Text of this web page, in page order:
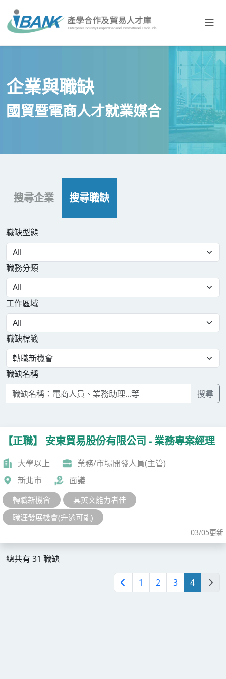
國貿暨
企業與職缺
國貿暨電商人才就業媒合
搜尋企業 搜尋職缺
職缺型態
職務分類
工作區域
職缺標籤
職缺名稱
搜尋
【正職】 安東貿易股份有限公司 - 業務專案經理
大學以上
業務/市場開發人員(主管)
新北市
面議
轉職新機會
具英文能力者佳
職涯發展機會(升遷可能)
03/05更新
總共有 31 職缺
1 2 3 4